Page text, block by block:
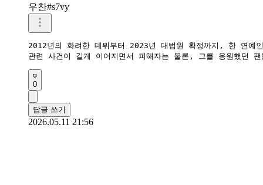
우찬#s7vy
2012년의 화려한 데뷔부터 2023년 대법원 확정까지, 한 연예
관련 사건이 길게 이어지면서 피해자는 물론, 그를 응원했던
0
답글 쓰기
2026.05.11 21:56